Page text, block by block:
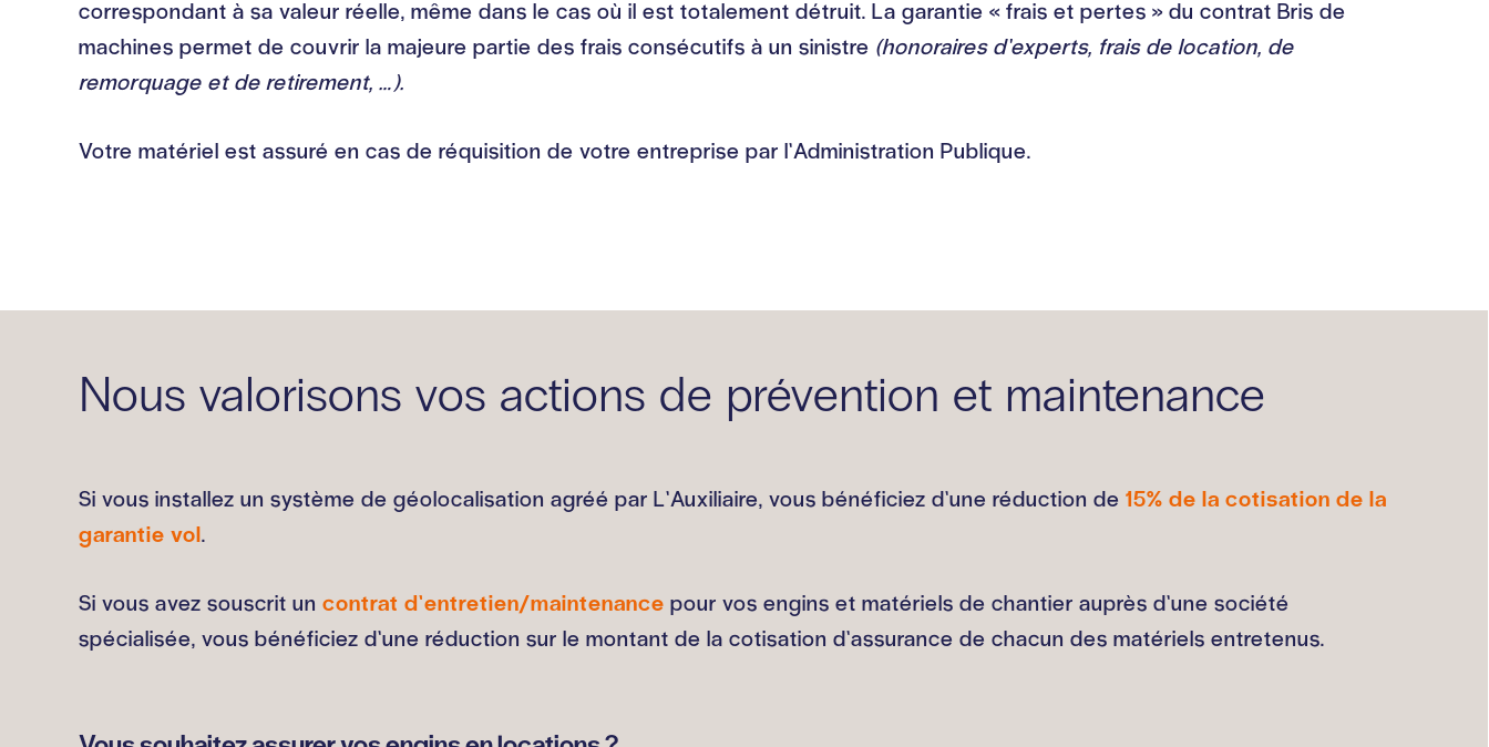
correspondant à sa valeur réelle, même dans le cas où il est totalement détruit. La garantie « frais et pertes » du contrat Bris de
machines permet de couvrir la majeure partie des frais consécutifs à un sinistre (honoraires d’experts, frais de location, de
remorquage et de retirement, …).
Votre matériel est assuré en cas de réquisition de votre entreprise par l’Administration Publique.
Nous valorisons vos actions de prévention et maintenance
Si vous installez un système de géolocalisation agréé par L’Auxiliaire, vous bénéficiez d’une réduction de 15% de la cotisation de la
garantie vol.
Si vous avez souscrit un contrat d’entretien/maintenance pour vos engins et matériels de chantier auprès d’une société
spécialisée, vous bénéficiez d’une réduction sur le montant de la cotisation d’assurance de chacun des matériels entretenus.